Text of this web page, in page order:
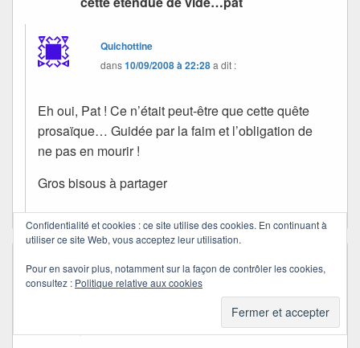
Quichottine
dans10/09/2008 à 22:28a dit :
Eh oui, Pat ! Ce n’était peut-être que cette quête
prosaïque… Guidée par la faim et l’obligation de
ne pas en mourir !
Gros bisous à partager
Mahina dans10/09/2008 à 08:23a dit :
les nauges qui passent et m’entrainent dans
une douce rêverie…. allez, pour me réveiller,
je vais aller prendre un bobon, sourire
Confidentialité et cookies : ce site utilise des cookies. En continuant à
utiliser ce site Web, vous acceptez leur utilisation.
Pour en savoir plus, notamment sur la façon de contrôler les cookies,
consultez : Politique relative aux cookies